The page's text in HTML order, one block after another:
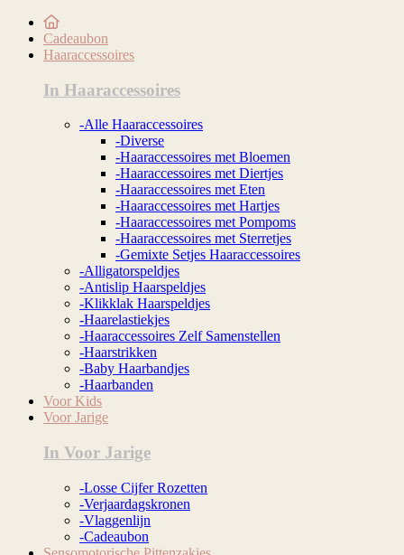
Cadeaubon
Haaraccessoires
In Haaraccessoires
-Alle Haaraccessoires
-Diverse
-Haaraccessoires met Bloemen
-Haaraccessoires met Diertjes
-Haaraccessoires met Eten
-Haaraccessoires met Hartjes
-Haaraccessoires met Pompoms
-Haaraccessoires met Sterretjes
-Gemixte Setjes Haaraccessoires
-Alligatorspeldjes
-Antislip Haarspeldjes
-Klikklak Haarspeldjes
-Haarelastiekjes
-Haaraccessoires Zelf Samenstellen
-Haarstrikken
-Baby Haarbandjes
-Haarbanden
Voor Kids
Voor Jarige
In Voor Jarige
-Losse Cijfer Rozetten
-Verjaardagskronen
-Vlaggenlijn
-Cadeaubon